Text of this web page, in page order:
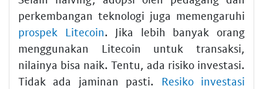
perkembangan teknologi juga memengaruhi
prospek Litecoin. Jika lebih banyak orang
menggunakan Litecoin untuk transaksi,
nilainya bisa naik. Tentu, ada risiko investasi.
Tidak ada jaminan pasti. Resiko investasi